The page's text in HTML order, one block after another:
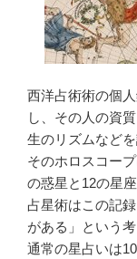
西洋占術術の個
し、その人の資
生のリズムなど
そのホロスコー
の惑星と12の星
占星術はこの記
がある」という
通常の星占いは